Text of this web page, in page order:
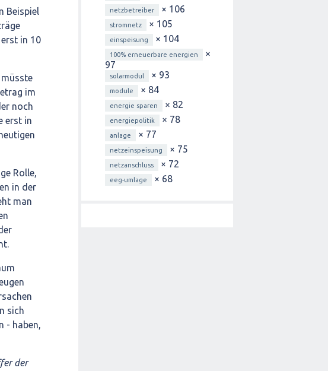
Beispiel
in 10
im
noch
erst in
Rolle,
in der
man
sich
- haben,
der
netzbetreiber × 106
stromnetz × 105
einspeisung × 104
100% erneuerbare energien
×
97
solarmodul × 93
module × 84
energie sparen × 82
energiepolitik × 78
anlage × 77
netzeinspeisung × 75
netzanschluss × 72
eeg-umlage × 68